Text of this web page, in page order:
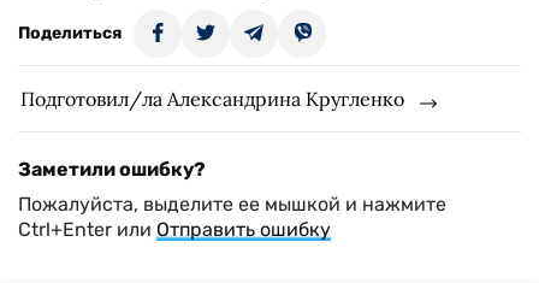
Поделиться
Подготовил/ла Александрина Кругленко
Заметили ошибку?
Пожалуйста, выделите ее мышкой и нажмите
Ctrl+Enter или Отправить ошибку